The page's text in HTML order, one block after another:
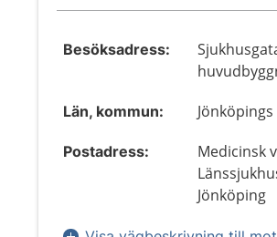
Besöksadress:
Län, kommun:
Postadress:
Medicinsk
Jönköping